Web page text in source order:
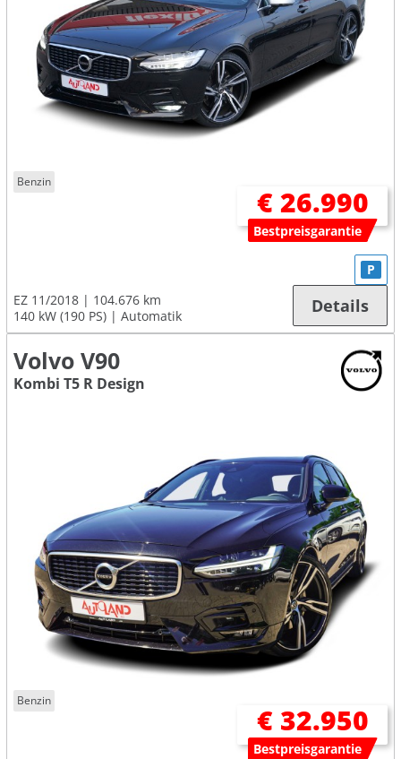
Benzin
€ 26.990
Bestpreisgarantie
EZ 11/2018
104.676 km
140 kW (190 PS)
Automatik
P
Details
Volvo V90
Kombi T5 R Design
Benzin
€ 32.950
Bestpreisgarantie